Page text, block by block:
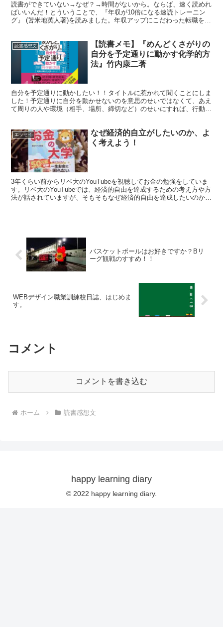
読書ができていない→なぜ？→時間がないから。ならば、速く読めれ
ばいいんだ！とういうことで、『年収が10倍になる速読トレーニン
グ』 (苫米地英人著)を読みました。年収アップにこだわった転職をめ
読書感想文
【読書メモ】『めんどくさがりの
自分を予定通りに動かす化学的方
法』竹内康二著
自分を予定通りに動かしたい！！タイトルに惹かれて聞くことにしま
した！予定通りに自分を動かせないのを意思のせいではなくて、あえ
て周りの人や環境（相手、場所、締切など）のせいにすれば、行動は
エッセイ
なぜ経済的自立がしたいのか、よ
く考えよう！
3年くらい前からリベ大のYouTubeを視聴してお金の勉強をしていま
す。リベ大のYouTubeでは、経済的自由を達成するための考え方や方
法が話されていますが、そもそもなぜ経済的自由を達成したいのか考
バスケットボールはお好きですか？Bリ
ーグ観戦のすすめ！！
WEBデザイン職業訓練校日誌、はじめま
す。
コメント
コメントを書き込む
ホーム 読書感想文
happy learning diary
© 2022 happy learning diary.